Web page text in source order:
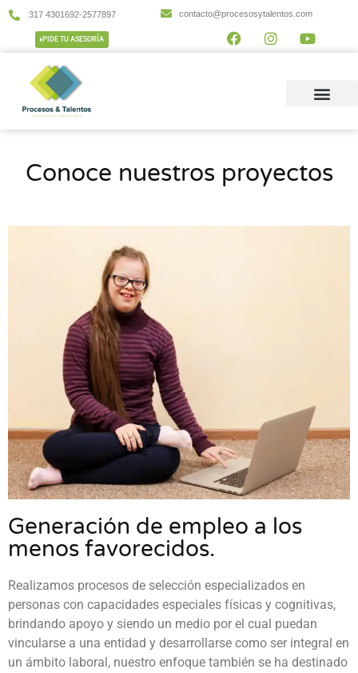
317 4301692-2577897 contacto@procesosytalentos.com
PIDE TU ASESORÍA
Conoce nuestros proyectos
Generación de empleo a los
menos favorecidos.
Realizamos procesos de selección especializados en
personas con capacidades especiales físicas y cognitivas,
brindando apoyo y siendo un medio por el cual puedan
vincularse a una entidad y desarrollarse como ser integral en
un ámbito laboral, nuestro enfoque también se ha destinado